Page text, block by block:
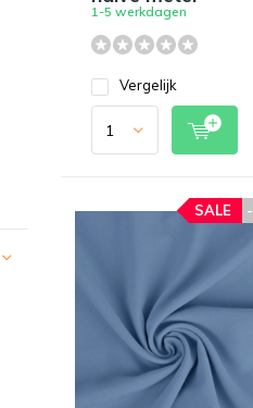
1-5 werkdagen
Vergelijk
SALE